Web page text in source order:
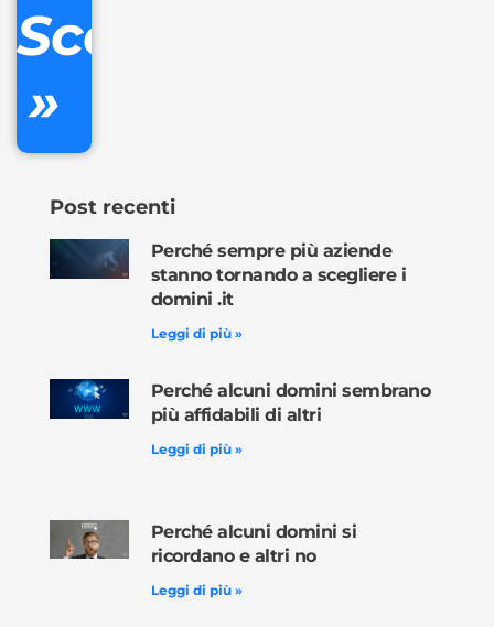
Scopri
»
Post recenti
Perché sempre più aziende
stanno tornando a scegliere i
domini .it
Leggi di più »
Perché alcuni domini sembrano
più affidabili di altri
Leggi di più »
Perché alcuni domini si
ricordano e altri no
Leggi di più »